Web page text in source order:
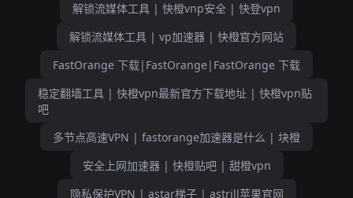
解锁流媒体工具 | 快橙vnp安全 | 快登vpn
解锁流媒体工具 | vp加速器 | 快橙官方网站
FastOrange 下载|FastOrange|FastOrange 下载
稳定翻墙工具 | 快橙vpn最新官方下载地址 | 快橙vpn贴
吧
多节点高速VPN | fastorange加速器是什么 | 块橙
安全上网加速器 | 快橙贴吧 | 甜橙vpn
隐私保护VPN | astar梯子 | astrill苹果官网